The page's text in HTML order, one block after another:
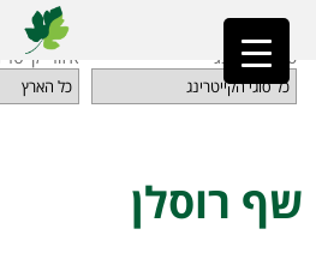
ראשי»מדריך קייטרינג קייטרינג לאירועים»שף רוסלן
סוגי קייטרינג איזורי
שף רוסלן